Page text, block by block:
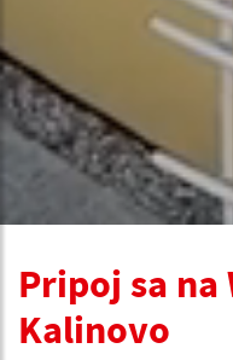
Pripoj sa na
Kalinovo